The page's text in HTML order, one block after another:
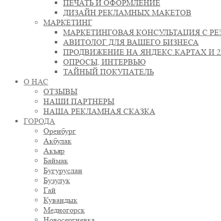
ПЕЧАТЬ И ОФОРМЛЕНИЕ
ДИЗАЙН РЕКЛАМНЫХ МАКЕТОВ
МАРКЕТИНГ
МАРКЕТИНГОВАЯ КОНСУЛЬТАЦИЯ С
АВИТОЛОГ ДЛЯ ВАШЕГО БИЗНЕСА
ПРОДВИЖЕНИЕ НА ЯНДЕКС.КАРТАХ И
ОПРОСЫ, ИНТЕРВЬЮ
ТАЙНЫЙ ПОКУПАТЕЛЬ
О НАС
ОТЗЫВЫ
НАШИ ПАРТНЕРЫ
НАША РЕКЛАМНАЯ СКАЗКА
ГОРОДА
Оренбург
Акбулак
Акъяр
Баймак
Бугуруслан
Бузулук
Гай
Кувандык
Медногорск